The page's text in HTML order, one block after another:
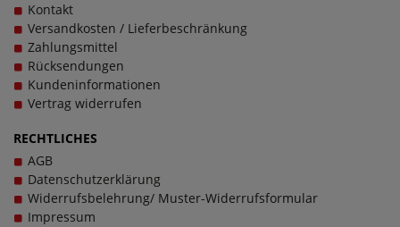
Kontakt
Versandkosten / Lieferbeschränkung
Zahlungsmittel
Rücksendungen
Kundeninformationen
Vertrag widerrufen
RECHTLICHES
AGB
Datenschutzerklärung
Widerrufsbelehrung/ Muster-Widerrufsformular
Impressum